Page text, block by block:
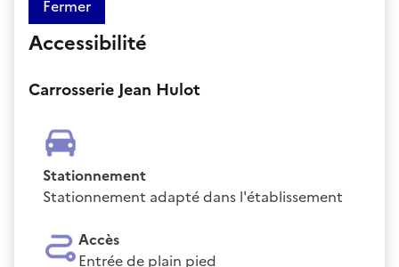
Fermer
Accessibilité
Carrosserie Jean Hulot
Stationnement
Stationnement adapté dans l'établissement
Accès
Entrée de plain pied